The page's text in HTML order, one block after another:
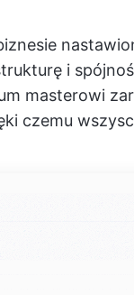
i
masterowi
czemu